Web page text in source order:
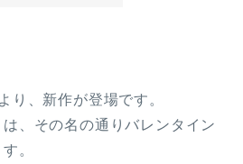
り、新作が登場です。
、その名の通りバレンタイン
。